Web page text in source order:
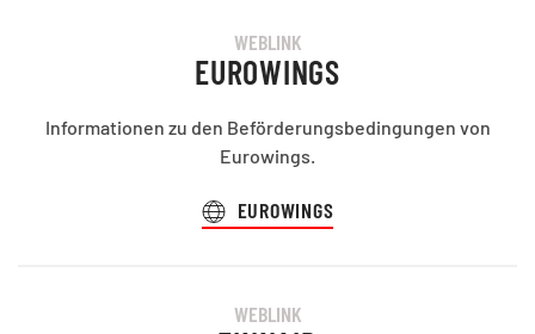
WEBLINK
EUROWINGS
Informationen zu den Beförderungsbedingungen von
Eurowings.
EUROWINGS
WEBLINK